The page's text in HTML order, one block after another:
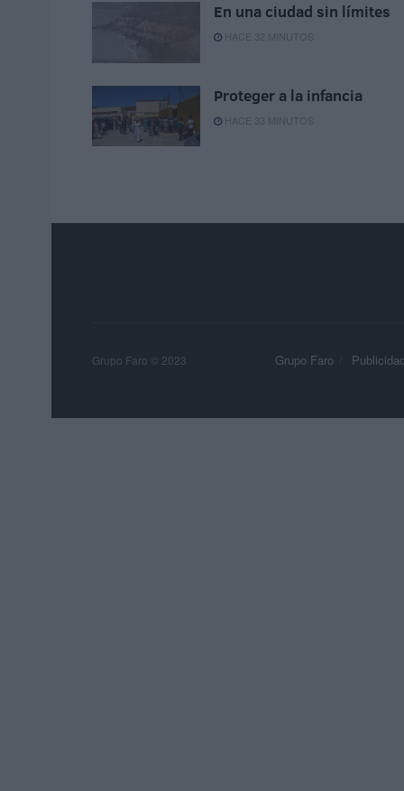
En una ciudad sin límites
HACE 32 MINUTOS
Proteger a la infancia
HACE 33 MINUTOS
Grupo Faro Publicidad
Grupo Faro © 2023